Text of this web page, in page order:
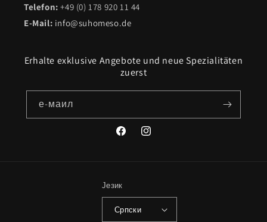
Telefon: +49 (0) 178 920 11 44
E-Mail: info@suhomeso.de
Erhalte exklusive Angebote und neue Spezialitäten
zuerst
е-маил
Фејсбукинстаграм
Језик
Српски